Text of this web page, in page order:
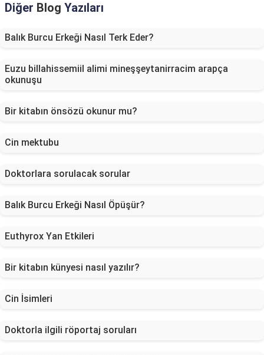
Diğer Blog Yazıları
Balık Burcu Erkeği Nasıl Terk Eder?
Euzu billahissemiil alimi mineşşeytanirracim arapça
okunuşu
Bir kitabın önsözü okunur mu?
Cin mektubu
Doktorlara sorulacak sorular
Balık Burcu Erkeği Nasıl Öpüşür?
Euthyrox Yan Etkileri
Bir kitabın künyesi nasıl yazılır?
Cin İsimleri
Doktorla ilgili röportaj soruları